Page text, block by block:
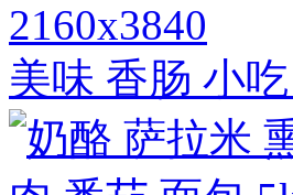
2160x3840
美味 香肠 小